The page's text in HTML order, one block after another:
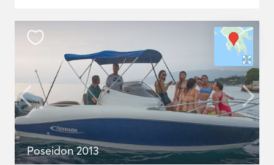
Poseidon 2013